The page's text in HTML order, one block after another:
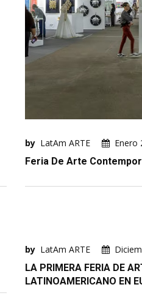
by LatAm ARTE
Enero
Feria De Arte
by LatAm ARTE
LA PRIMERA FERIA DE
LATINOAMERICANO EN